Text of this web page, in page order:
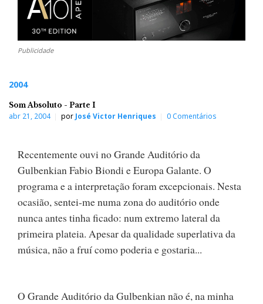
Publicidade
2004
Som Absoluto - Parte I
abr 21, 2004 por José Victor Henriques 0 Comentários
Recentemente ouvi no Grande Auditório da
Gulbenkian Fabio Biondi e Europa Galante. O
programa e a interpretação foram excepcionais. Nesta
ocasião, sentei-me numa zona do auditório onde
nunca antes tinha ficado: num extremo lateral da
primeira plateia. Apesar da qualidade superlativa da
música, não a fruí como poderia e gostaria...
O Grande Auditório da Gulbenkian não é, na minha